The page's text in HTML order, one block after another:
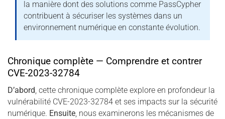
la manière dont des solutions comme PassCypher
contribuent à sécuriser les systèmes dans un
environnement numérique en constante évolution.
Chronique complète — Comprendre et contrer
CVE-2023-32784
D’abord , cette chronique complète explore en profondeur la
vulnérabilité CVE-2023-32784 et ses impacts sur la sécurité
numérique. Ensuite , nous examinerons les mécanismes de